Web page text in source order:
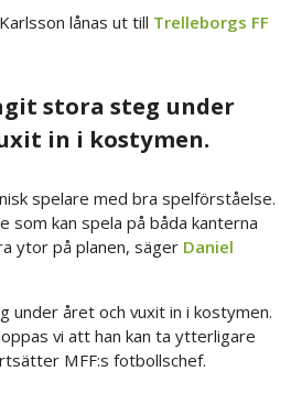
lånas ut till Trelleborgs FF
stora steg under
in i kostymen.
spelare med bra spelförståelse.
kan spela på båda kanterna
ytor på planen, säger Daniel
under året och vuxit in i kostymen.
vi att han kan ta ytterligare
MFF:s fotbollschef.